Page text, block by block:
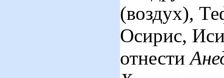
(воздух),
Осирис,
отнести